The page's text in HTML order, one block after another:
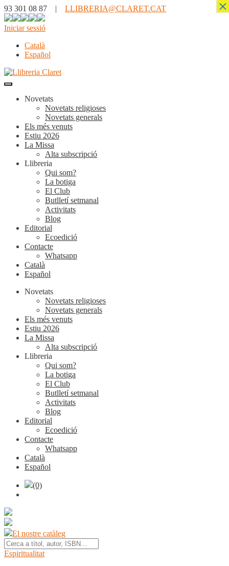
93 301 08 87 | LLIBRERIA@CLARET.CAT
Iniciar sessió
Català
Español
Novetats
Novetats religioses
Novetats generals
Els més venuts
Estiu 2026
La Missa
Alta subscripció
Llibreria
Qui som?
La botiga
El Club
Butlletí setmanal
Activitats
Blog
Editorial
Ecoedició
Contacte
Whatsapp
Català
Español
Novetats
Novetats religioses
Novetats generals
Els més venuts
Estiu 2026
La Missa
Alta subscripció
Llibreria
Qui som?
La botiga
El Club
Butlletí setmanal
Activitats
Blog
Editorial
Ecoedició
Contacte
Whatsapp
Català
Español
(0)
El nostre catàleg
Espiritualitat
×